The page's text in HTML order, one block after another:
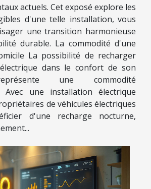
actuels. Cet exposé explore les
d'une telle installation, vous
une transition harmonieuse
durable. La commodité d'une
La possibilité de recharger
dans le confort de son
une commodité
Avec une installation électrique
de véhicules électriques
d'une recharge nocturne,